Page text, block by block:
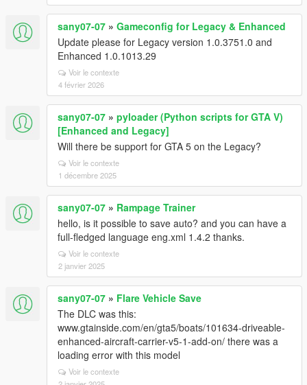
sany07-07 » Gameconfig for Legacy & Enhanced
Update please for Legacy version 1.0.3751.0 and
Enhanced 1.0.1013.29
Voir le contexte
4 février 2026
sany07-07 » pyloader (Python scripts for GTA V)
[Enhanced and Legacy]
Will there be support for GTA 5 on the Legacy?
Voir le contexte
1 décembre 2025
sany07-07 » Rampage Trainer
hello, is it possible to save auto? and you can have a
full-fledged language eng.xml 1.4.2 thanks.
Voir le contexte
2 janvier 2025
sany07-07 » Flare Vehicle Save
The DLC was this:
www.gtainside.com/en/gta5/boats/101634-driveable-
enhanced-aircraft-carrier-v5-1-add-on/ there was a
loading error with this model
Voir le contexte